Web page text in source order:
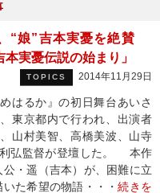
“娘”吉本実憂を絶賛
本実憂伝説の始まり」
TOPICS 2014年11月29日
はるか』の初日舞台あいさ
東京都内で行われ、出演者
山村美智、高橋美波、山寺
弘監督が登壇した。 本作
・遥（吉本）が、困難に立
た希望の物語・・・続きを